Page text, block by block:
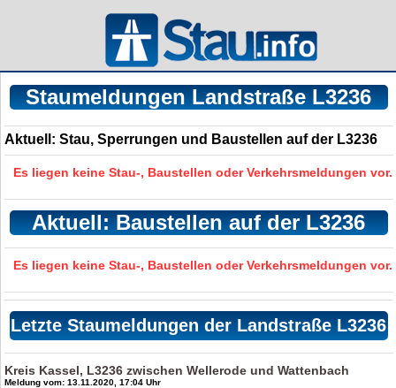
Staumeldungen Landstraße L3236
Aktuell: Stau, Sperrungen und Baustellen auf der L3236
Es liegen keine Stau-, Baustellen oder Verkehrsmeldungen vor.
Aktuell: Baustellen auf der L3236
Es liegen keine Stau-, Baustellen oder Verkehrsmeldungen vor.
Letzte Staumeldungen der Landstraße L3236
Kreis Kassel, L3236 zwischen Wellerode und Wattenbach
Meldung vom: 13.11.2020, 17:04 Uhr